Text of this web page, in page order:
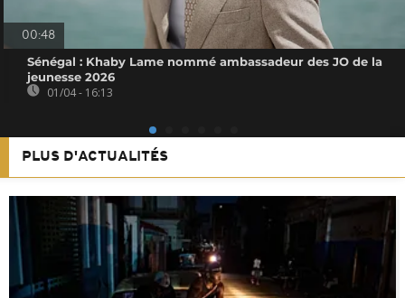
00:48
Sénégal : Khaby Lame nommé ambassadeur des JO de la
jeunesse 2026
01/04 - 16:13
PLUS D'ACTUALITÉS